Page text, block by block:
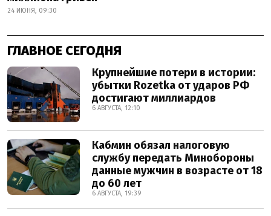
24 ИЮНЯ, 09:30
ГЛАВНОЕ СЕГОДНЯ
Крупнейшие потери в истории:
убытки Rozetka от ударов РФ
достигают миллиардов
6 АВГУСТА, 12:10
Кабмин обязал налоговую
службу передать Минобороны
данные мужчин в возрасте от 18
до 60 лет
6 АВГУСТА, 19:39